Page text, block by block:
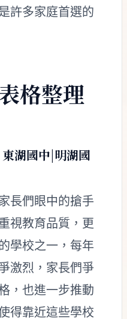
許多家庭首選的
格整理
湖國中|明湖國
長們眼中的搶手
視教育品質，更
學校之一，每年
激烈，家長們爭
，也進一步推動
得靠近這些學校